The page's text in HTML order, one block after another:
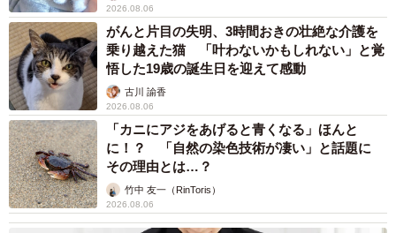
2026.08.06
がんと片目の失明、3時間おきの壮絶な介護を
乗り越えた猫 「叶わないかもしれない」と覚
悟した19歳の誕生日を迎えて感動
古川 諭香
2026.08.06
「カニにアジをあげると青くなる」ほんと
に！？ 「自然の染色技術が凄い」と話題に
その理由とは…？
竹中 友一（RinToris）
2026.08.06